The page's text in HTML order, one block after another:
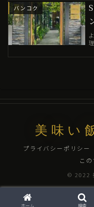
バンコク
美味い
プライバシーポリシー
こ
© 2022